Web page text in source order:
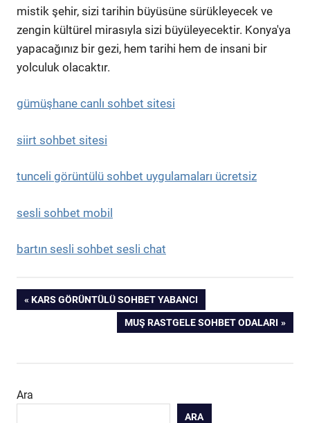
mistik şehir, sizi tarihin büyüsüne sürükleyecek ve
zengin kültürel mirasıyla sizi büyüleyecektir. Konya'ya
yapacağınız bir gezi, hem tarihi hem de insani bir
yolculuk olacaktır.
gümüşhane canlı sohbet sitesi
siirt sohbet sitesi
tunceli görüntülü sohbet uygulamaları ücretsiz
sesli sohbet mobil
bartın sesli sohbet sesli chat
Yazı
PREVIOUS
KARS GÖRÜNTÜLÜ SOHBET YABANCI
NEXT
MUŞ RASTGELE SOHBET ODALARI
Ara
ARA